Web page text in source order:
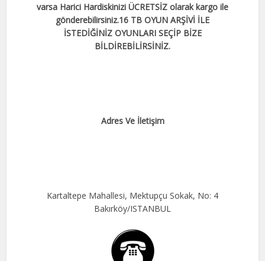
varsa Harici Hardiskinizi ÜCRETSİZ olarak kargo ile
gönderebilirsiniz.16 TB OYUN ARŞİVİ İLE
İSTEDİĞİNİZ OYUNLARI SEÇİP BİZE
BİLDİREBİLİRSİNİZ.
Adres Ve İletişim
Kartaltepe Mahallesi, Mektupçu Sokak, No: 4
Bakırköy/ISTANBUL